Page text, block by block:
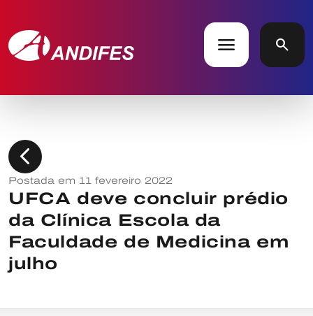
menu search
chevron_left
Postada em 11 fevereiro 2022
UFCA deve concluir prédio
da Clínica Escola da
Faculdade de Medicina em
julho